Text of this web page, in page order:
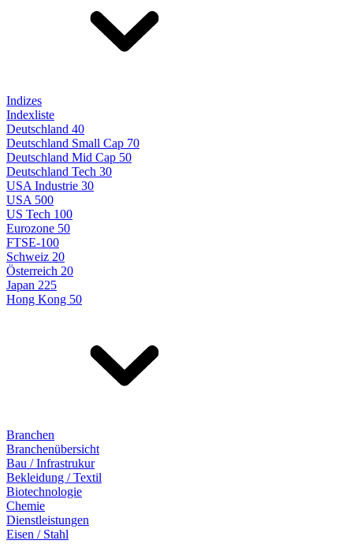
Indizes
Indexliste
Deutschland 40
Deutschland Small Cap 70
Deutschland Mid Cap 50
Deutschland Tech 30
USA Industrie 30
USA 500
US Tech 100
Eurozone 50
FTSE-100
Schweiz 20
Österreich 20
Japan 225
Hong Kong 50
Branchen
Branchenübersicht
Bau / Infrastrukur
Bekleidung / Textil
Biotechnologie
Chemie
Dienstleistungen
Eisen / Stahl